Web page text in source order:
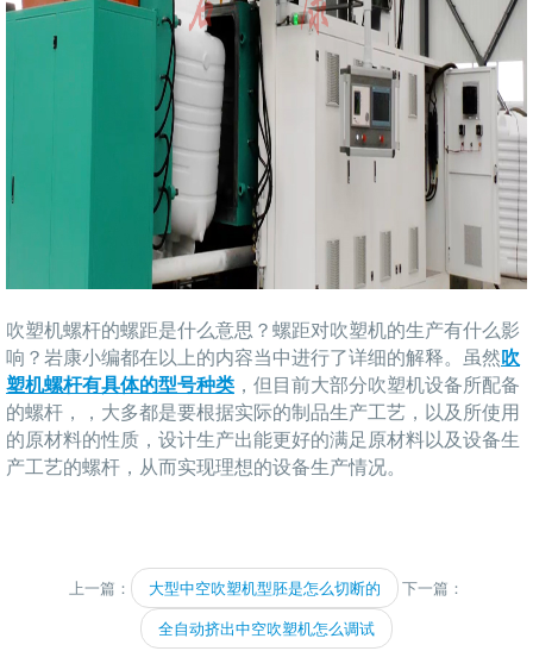
吹塑机螺杆的螺距是什么意思？螺距对吹塑机的生产有什么影
响？岩康小编都在以上的内容当中进行了详细的解释。虽然吹
塑机螺杆有具体的型号种类 ，但目前大部分吹塑机设备所配备
的螺杆，，大多都是要根据实际的制品生产工艺，以及所使用
的原材料的性质，设计生产出能更好的满足原材料以及设备生
产工艺的螺杆，从而实现理想的设备生产情况。
上一篇： 大型中空吹塑机型胚是怎么切断的
下一篇：
全自动挤出中空吹塑机怎么调试